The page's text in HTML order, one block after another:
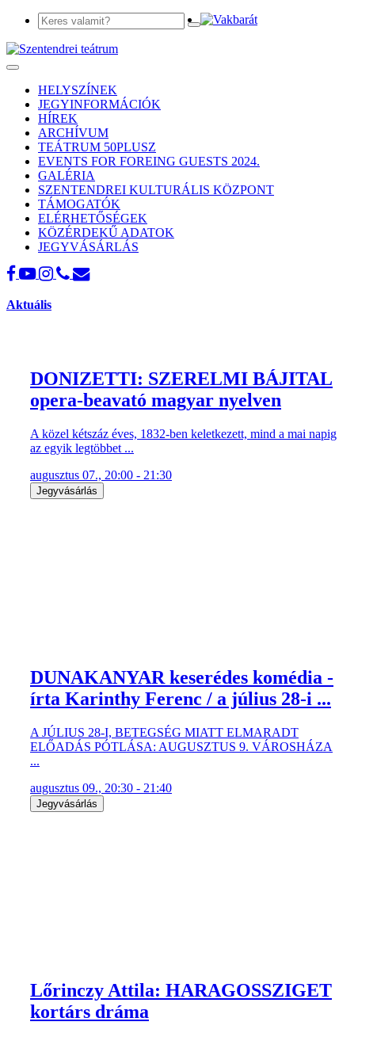
Toggle
navigationHELYSZÍNEK
JEGYINFORMÁCIÓK
HÍREK
ARCHÍVUM
TEÁTRUM 50PLUSZ
EVENTS FOR FOREING GUESTS 2024.
GALÉRIA
SZENTENDREI KULTURÁLIS KÖZPONT
TÁMOGATÓK
ELÉRHETŐSÉGEK
KÖZÉRDEKŰ ADATOK
JEGYVÁSÁRLÁS
Aktuális
DONIZETTI: SZERELMI BÁJITAL
opera-beavató magyar nyelven
A közel kétszáz éves, 1832-ben keletkezett, mind a mai napig
az egyik legtöbbet ...
augusztus 07., 20:00 - 21:30
Jegyvásárlás
DUNAKANYAR keserédes komédia -
írta Karinthy Ferenc / a július 28-i ...
A JÚLIUS 28-I, BETEGSÉG MIATT ELMARADT
ELŐADÁS PÓTLÁSA: AUGUSZTUS 9. VÁROSHÁZA
...
augusztus 09., 20:30 - 21:40
Jegyvásárlás
Lőrinczy Attila: HARAGOSSZIGET
kortárs dráma